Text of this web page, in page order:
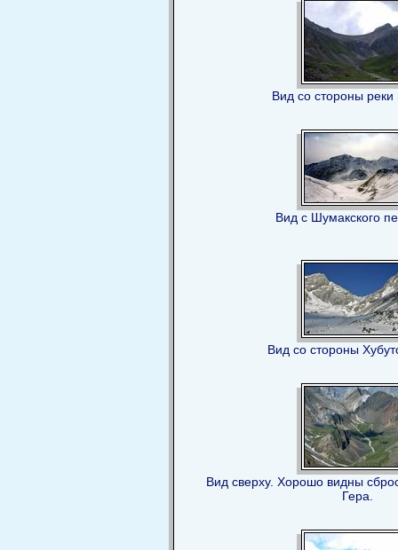
Вид со стороны реки
Вид с Шумакского
Вид со стороны
Вид сверху. Хорошо видны
Гера.